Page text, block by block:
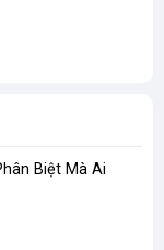
Biệt Mà Ai